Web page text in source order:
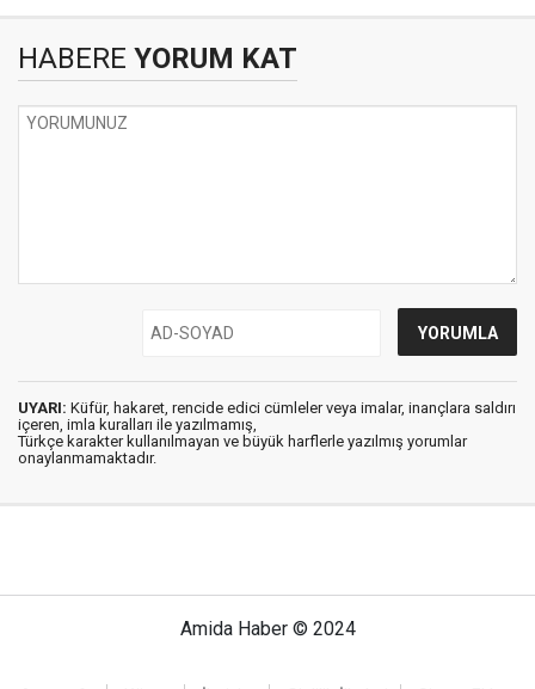
HABERE YORUM KAT
UYARI: Küfür, hakaret, rencide edici cümleler veya imalar, inançlara saldırı
içeren, imla kuralları ile yazılmamış,
Türkçe karakter kullanılmayan ve büyük harflerle yazılmış yorumlar
onaylanmamaktadır.
Amida Haber © 2024